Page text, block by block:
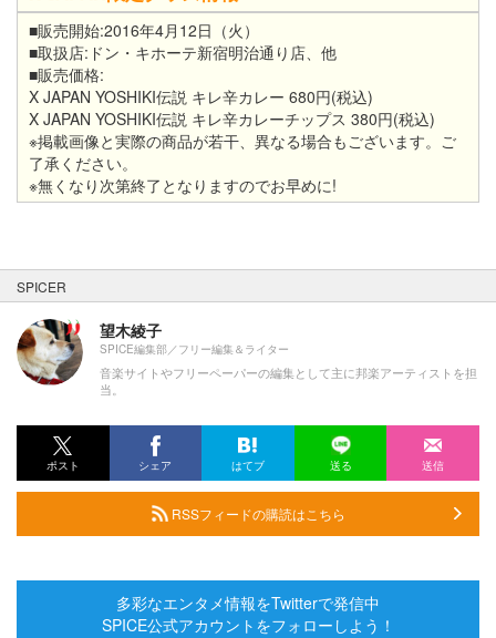
■販売開始:2016年4月12日（火）
■取扱店:ドン・キホーテ新宿明治通り店、他
■販売価格:
X JAPAN YOSHIKI伝説 キレ辛カレー 680円(税込)
X JAPAN YOSHIKI伝説 キレ辛カレーチップス 380円(税込)
※掲載画像と実際の商品が若干、異なる場合もございます。ご
了承ください。
※無くなり次第終了となりますのでお早めに!
SPICER
望木綾子
SPICE編集部／フリー編集＆ライター
音楽サイトやフリーペーパーの編集として主に邦楽アーティストを担
当。
ポスト シェア はてブ 送る 送信
RSSフィードの購読はこちら
多彩なエンタメ情報をTwitterで発信中
SPICE公式アカウントをフォローしよう！